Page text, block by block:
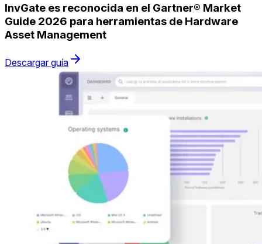
InvGate es reconocida en el Gartner® Market
Guide 2026 para herramientas de Hardware
Asset Management
Descargar guía